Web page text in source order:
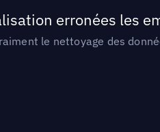
erronées les
le nettoyage des